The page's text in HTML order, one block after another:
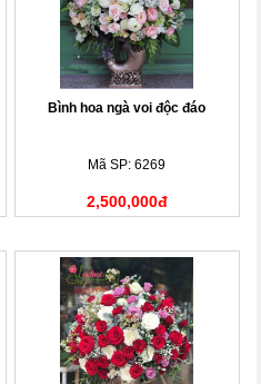
Bình hoa ngà voi độc đáo
Mã SP: 6269
2,500,000đ